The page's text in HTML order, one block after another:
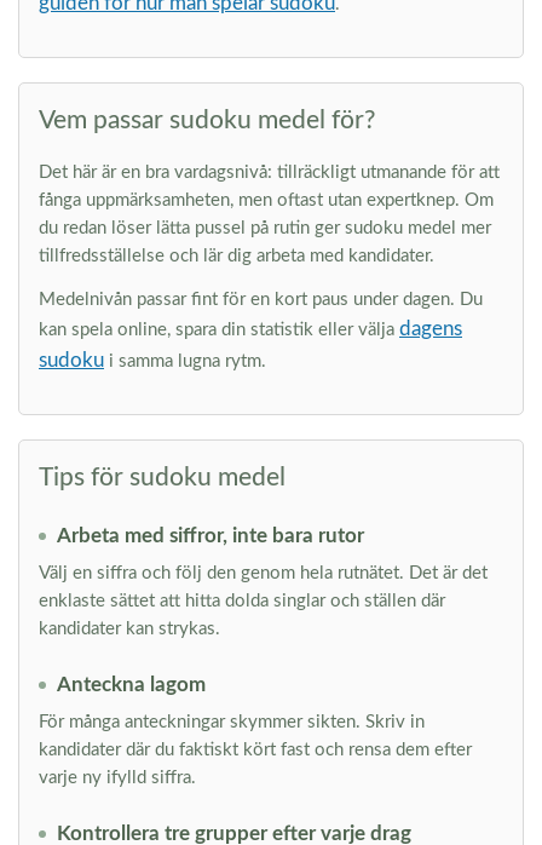
.
Vem passar sudoku medel för?
Det här är en bra vardagsnivå: tillräckligt utmanande för att
fånga uppmärksamheten, men oftast utan expertknep. Om
du redan löser lätta pussel på rutin ger sudoku medel mer
tillfredsställelse och lär dig arbeta med kandidater.
Medelnivån passar fint för en kort paus under dagen. Du
kan spela online, spara din statistik eller välja dagens
sudoku i samma lugna rytm.
Tips för sudoku medel
Arbeta med siffror, inte bara rutor
Välj en siffra och följ den genom hela rutnätet. Det är det
enklaste sättet att hitta dolda singlar och ställen där
kandidater kan strykas.
Anteckna lagom
För många anteckningar skymmer sikten. Skriv in
kandidater där du faktiskt kört fast och rensa dem efter
varje ny ifylld siffra.
Kontrollera tre grupper efter varje drag